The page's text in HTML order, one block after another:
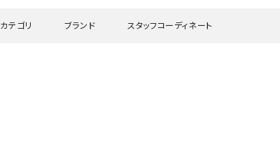
カテゴリ ブランド スタッフコーディネート